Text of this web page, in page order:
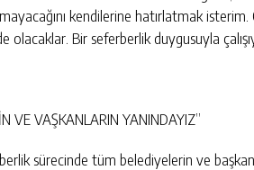
kendilerine hatırlatmak
Bir seferberlik duygusuyla
VE VAŞKANLARIN YANINDAYIZ”
sürecinde tüm belediyelerin ve